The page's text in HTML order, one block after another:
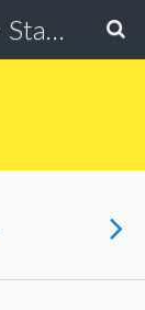
富士ホームズデザイン Staff Blog